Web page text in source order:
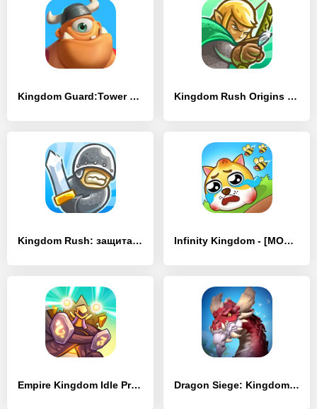
Kingdom Guard:Tower Defense TD - [MOD Бесконечные монеты] Kingdom Rush Origins - [MOD Бесконечные деньги]
Kingdom Rush: защита башни TD - [MOD Бесконечные монеты] Infinity Kingdom - [MOD Много монет]
Empire Kingdom Idle Premium - [MOD Много монет] Dragon Siege: Kingdom Conquest - [MOD Бесконечные деньги]